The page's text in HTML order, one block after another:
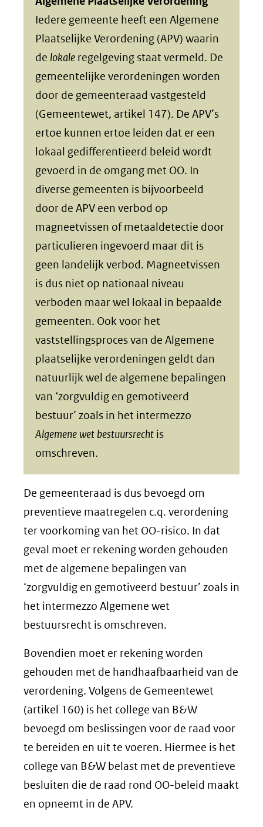
Iedere gemeente heeft een Algemene
Plaatselijke Verordening (APV) waarin
de lokale regelgeving staat vermeld. De
gemeentelijke verordeningen worden
door de gemeenteraad vastgesteld
(Gemeentewet, artikel 147). De APV’s
ertoe kunnen ertoe leiden dat er een
lokaal gedifferentieerd beleid wordt
gevoerd in de omgang met OO. In
diverse gemeenten is bijvoorbeeld
door de APV een verbod op
magneetvissen of metaaldetectie door
particulieren ingevoerd maar dit is
geen landelijk verbod. Magneetvissen
is dus niet op nationaal niveau
verboden maar wel lokaal in bepaalde
gemeenten. Ook voor het
vaststellingsproces van de Algemene
plaatselijke verordeningen geldt dan
natuurlijk wel de algemene bepalingen
van ‘zorgvuldig en gemotiveerd
bestuur’ zoals in het intermezzo
Algemene wet bestuursrecht is
omschreven.
De gemeenteraad is dus bevoegd om
preventieve maatregelen c.q. verordening
ter voorkoming van het OO-risico. In dat
geval moet er rekening worden gehouden
met de algemene bepalingen van
‘zorgvuldig en gemotiveerd bestuur’ zoals in
het intermezzo Algemene wet
bestuursrecht is omschreven.
Bovendien moet er rekening worden
gehouden met de handhaafbaarheid van de
verordening. Volgens de Gemeentewet
(artikel 160) is het college van B&W
bevoegd om beslissingen voor de raad voor
te bereiden en uit te voeren. Hiermee is het
college van B&W belast met de preventieve
besluiten die de raad rond OO-beleid maakt
en opneemt in de APV.